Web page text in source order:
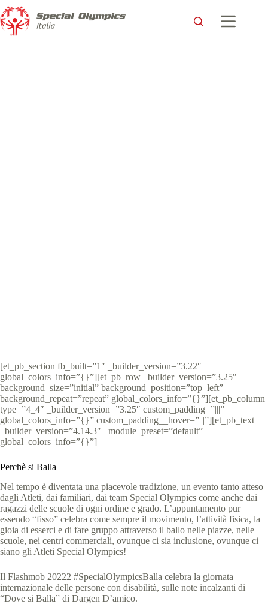
[et_pb_section fb_built=”1″ _builder_version=”3.22″
global_colors_info=”{}”][et_pb_row _builder_version=”3.25″
background_size=”initial” background_position=”top_left”
background_repeat=”repeat” global_colors_info=”{}”][et_pb_column
type=”4_4″ _builder_version=”3.25″ custom_padding=”|||”
global_colors_info=”{}” custom_padding__hover=”|||”][et_pb_text
_builder_version=”4.14.3″ _module_preset=”default”
global_colors_info=”{}”]
Perchè si Balla
Nel tempo è diventata una piacevole tradizione, un evento tanto atteso
dagli Atleti, dai familiari, dai team Special Olympics come anche dai
ragazzi delle scuole di ogni ordine e grado. L’appuntamento pur
essendo “fisso” celebra come sempre il movimento, l’attività fisica, la
gioia di esserci e di fare gruppo attraverso il ballo nelle piazze, nelle
scuole, nei centri commerciali, ovunque ci sia inclusione, ovunque ci
siano gli Atleti Special Olympics!
Il Flashmob 20222 #SpecialOlympicsBalla celebra la giornata
internazionale delle persone con disabilità, sulle note incalzanti di
“Dove si Balla” di Dargen D’amico.